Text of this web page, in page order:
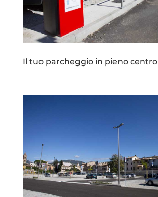
Il tuo parcheggio in pieno centro